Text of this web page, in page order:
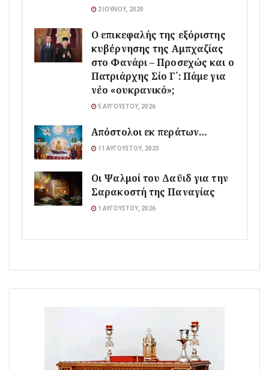
2 ΙΟΥΛΊΟΥ, 2020
Ο επικεφαλής της εξόριστης
κυβέρνησης της Αμπχαζίας
στο Φανάρι – Προσεχώς και ο
Πατριάρχης Σίο Γ΄: Πάμε για
νέο «ουκρανικό»;
5 ΑΥΓΟΎΣΤΟΥ, 2026
Απόστολοι εκ περάτων…
11 ΑΥΓΟΎΣΤΟΥ, 2023
Οι Ψαλμοί του Δαϋιδ για την
Σαρακοστή της Παναγίας
1 ΑΥΓΟΎΣΤΟΥ, 2026